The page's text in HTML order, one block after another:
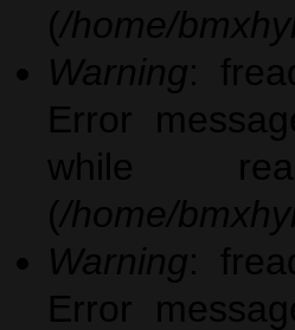
(/home/
Warning:
Error
while
(/home/
Warning:
Error